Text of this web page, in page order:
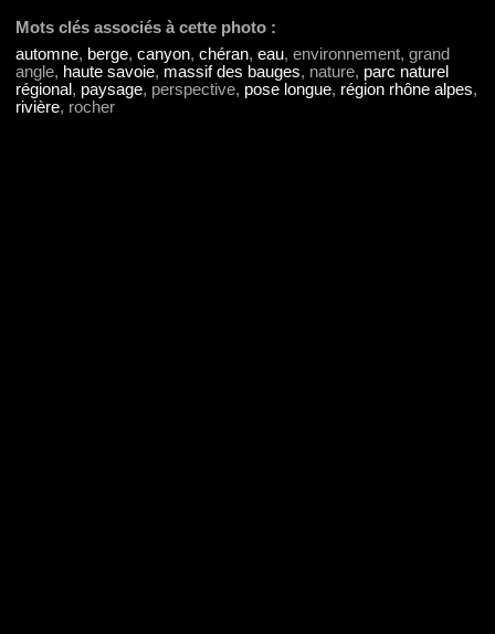
Mots clés associés à cette photo :
automne, berge, canyon, chéran, eau, environnement, grand
angle, haute savoie, massif des bauges, nature, parc naturel
régional , paysage, perspective, pose longue, région rhône alpes,
rivière, rocher